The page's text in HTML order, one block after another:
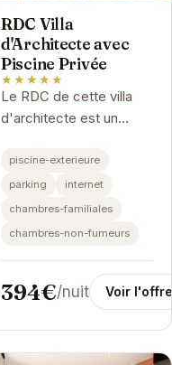
RDC Villa
d'Architecte avec
Piscine Privée
★★★★★
Le RDC de cette villa
d'architecte est un
des vacances en famille
ou entre amis. L'espace
de vie s'ouvre sur une
terrasse...
piscine-exterieure
parking
internet
chambres-familiales
chambres-non-fumeurs
394€/nuit Voir l'offre